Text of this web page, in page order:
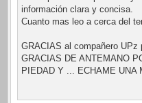
información clara y concisa.
Cuanto mas leo a cerca del
GRACIAS al compañero UPz
GRACIAS DE ANTEMANO
PIEDAD Y ... ECHAME UNA